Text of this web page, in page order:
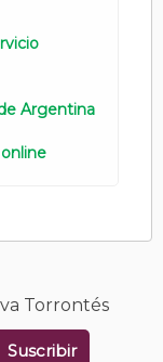
Argentina
Torrontés
Suscribir